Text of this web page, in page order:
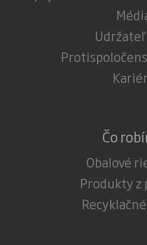
Čo
Obalové
Produkty z